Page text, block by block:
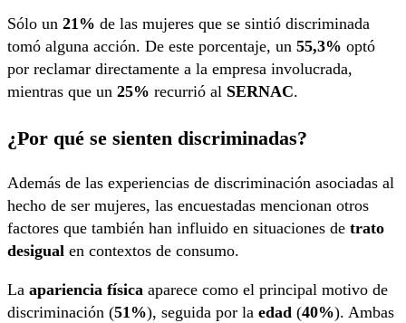
Sólo un 21% de las mujeres que se sintió discriminada
tomó alguna acción. De este porcentaje, un 55,3% optó
por reclamar directamente a la empresa involucrada,
mientras que un 25% recurrió al SERNAC.
¿Por qué se sienten discriminadas?
Además de las experiencias de discriminación asociadas al
hecho de ser mujeres, las encuestadas mencionan otros
factores que también han influido en situaciones de trato
desigual en contextos de consumo.
La apariencia física aparece como el principal motivo de
discriminación (51%), seguida por la edad (40%). Ambas